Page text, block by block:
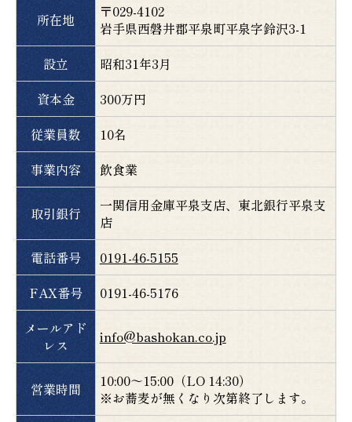
所在地
〒029-4102
岩手県西磐井郡平泉町平泉字鈴沢3-1
設立
昭和31年3月
資本金
300万円
従業員数
10名
事業内容
飲食業
取引銀行
一関信用金庫平泉支店、東北銀行平泉支
店
電話番号
0191-46-5155
FAX番号
0191-46-5176
メールアド
レス
info@bashokan.co.jp
営業時間
10:00～15:00（LO 14:30）
※お蕎麦が無くなり次第終了します。